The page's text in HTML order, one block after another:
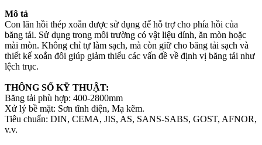
Mô tả
Con lăn hồi thép xoắn được sử dụng để hỗ trợ cho phía hồi của
băng tải. Sử dụng trong môi trường có vật liệu dính, ăn mòn hoặc
mài mòn. Không chỉ tự làm sạch, mà còn giữ cho băng tải sạch và
thiết kế xoắn đôi giúp giảm thiểu các vấn đề về định vị băng tải như
lệch trục.
THÔNG SỐ KỸ THUẬT:
Băng tải phù hợp: 400-2800mm
Xử lý bề mặt: Sơn tĩnh điện, Mạ kẽm.
Tiêu chuẩn: DIN, CEMA, JIS, AS, SANS-SABS, GOST, AFNOR,
v.v.